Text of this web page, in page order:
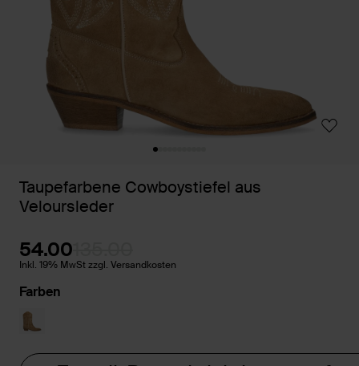
Taupefarbene Cowboystiefel aus
Veloursleder
54.00
Inkl. 19% MwSt zzgl. Versandkosten
Farben